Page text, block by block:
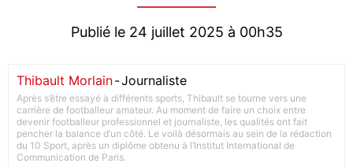
Publié le 24 juillet 2025 à 00h35
Thibault Morlain-Journaliste
Après s’être essayé à différents sports, Thibault se tourne vers une
carrière de footballeur amateur. Au moment de faire un choix entre
devenir footballeur professionnel et journaliste, les qualités ont fait
pencher la balance d’un côté. Le voilà désormais au sein de la rédaction
du 10 Sport, après un diplôme obtenu à l’Institut International de
Communication de Paris.